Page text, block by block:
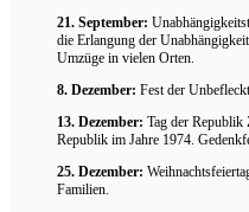
21. September:
die Erlangung der
Umzüge in vielen Orten.
8. Dezember: Fest der
13. Dezember: Tag der Republik
Republik im Jahre 1974.
25. Dezember:
Familien.